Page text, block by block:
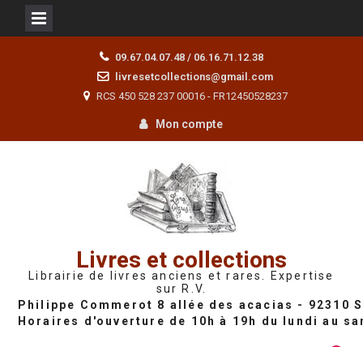
09.67.04.07.48 / 06.16.71.12.38
livresetcollections@gmail.com
RCS 450 528 237 00016 - FR12450528237
Mon compte
Livres et collections
Librairie de livres anciens et rares. Expertise
sur R.V.